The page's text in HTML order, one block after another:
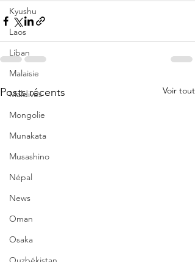
Kyushu
Laos
Liban
Malaisie
Maldives
Mongolie
Munakata
Musashino
Népal
News
Oman
Osaka
Posts récents Voir tout